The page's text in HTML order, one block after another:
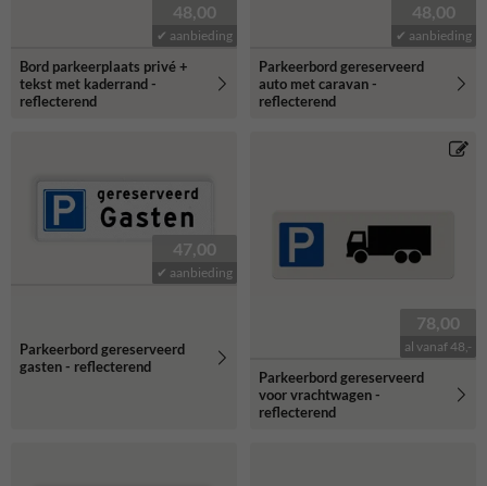
48,00
✔ aanbieding
Bord parkeerplaats privé +
tekst met kaderrand -
reflecterend
48,00
✔ aanbieding
Parkeerbord gereserveerd
auto met caravan -
reflecterend
47,00
✔ aanbieding
Parkeerbord gereserveerd
gasten - reflecterend
78,00
al vanaf 48,-
Parkeerbord gereserveerd
voor vrachtwagen -
reflecterend